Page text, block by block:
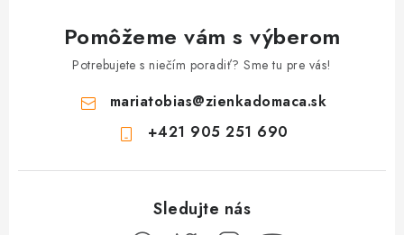
Pomôžeme vám s výberom
Potrebujete s niečím poradiť? Sme tu pre vás!
mariatobias@zienkadomaca.sk
+421 905 251 690